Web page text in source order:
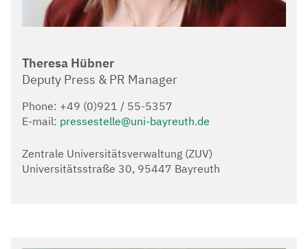
Theresa Hübner
Deputy Press & PR Manager
Phone: +49 (0)921 / 55-5357
E-mail: pressestelle@uni-bayreuth.de
Zentrale Universitätsverwaltung (ZUV)
Universitätsstraße 30, 95447 Bayreuth